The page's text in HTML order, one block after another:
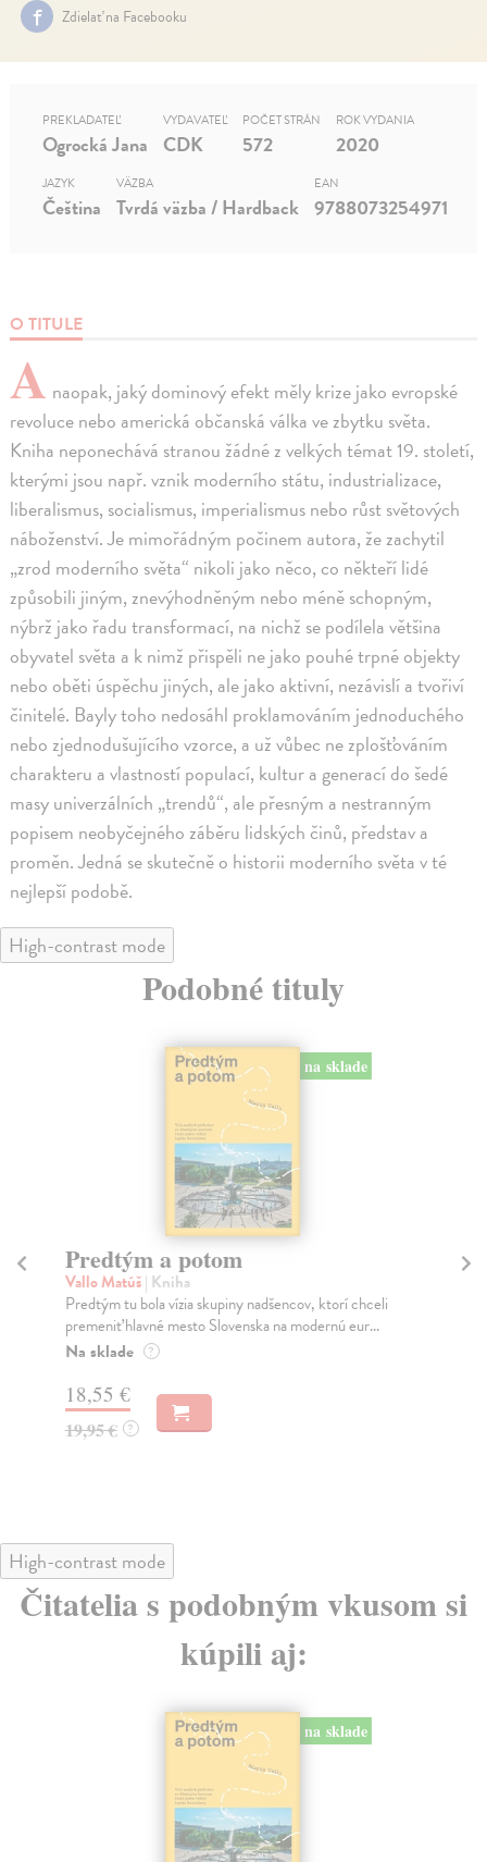
Zdielať na Facebooku
O TITULE
A naopak, jaký dominový efekt měly krize jako evropské
revoluce nebo americká občanská válka ve zbytku světa.
Kniha neponechává stranou žádné z velkých témat 19. století,
kterými jsou např. vznik moderního státu, industrializace,
liberalismus, socialismus, imperialismus nebo růst světových
náboženství. Je mimořádným počinem autora, že zachytil
„zrod moderního světa“ nikoli jako něco, co někteří lidé
způsobili jiným, znevýhodněným nebo méně schopným,
nýbrž jako řadu transformací, na nichž se podílela většina
obyvatel světa a k nimž přispěli ne jako pouhé trpné objekty
nebo oběti úspěchu jiných, ale jako aktivní, nezávislí a tvořiví
činitelé. Bayly toho nedosáhl proklamováním jednoduchého
nebo zjednodušujícího vzorce, a už vůbec ne zplošťováním
charakteru a vlastností populací, kultur a generací do šedé
masy univerzálních „trendů“, ale přesným a nestranným
popisem neobyčejného záběru lidských činů, představ a
proměn. Jedná se skutečně o historii moderního světa v té
nejlepší podobě.
PREKLADATEĽ
Ogrocká Jana
VYDAVATEĽ
CDK
POČET STRÁN
572
ROK VYDANIA
2020
JAZYK
Čeština
VÄZBA
Tvrdá väzba / Hardback
EAN
9788073254971
High-contrast mode
Podobné tituly
na sklade
Predtým a potom
Vallo Matúš| Kniha
Predtým tu bola vízia skupiny nadšencov, ktorí chceli
premeniť hlavné mesto Slovenska na modernú eur...
Na sklade ?
18,55 €
19,95 € ?
High-contrast mode
Čitatelia s podobným vkusom si
kúpili aj:
na sklade